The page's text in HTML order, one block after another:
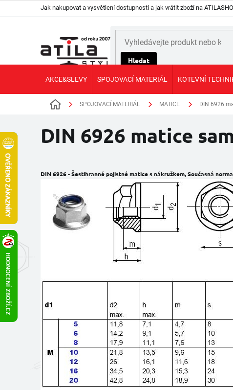
Jak nakupovat a vysvětlení dostupností a jak vrátit zboží na
Hledat
AKCE&SLEVY SPOJOVACÍ MATERIÁL KOTEVNÍ
Domů SPOJOVACÍ MATERIÁL MATICE DIN 6926
DIN 6926 matice
DIN 6926 - Šestihranné pojistné matice s nákružkem,Současná